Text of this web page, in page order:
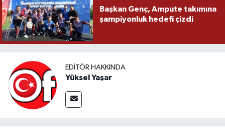
Başkan Genç, Ampute takımına
şampiyonluk hedefi çizdi
EDITÖR HAKKINDA
Yüksel Yaşar